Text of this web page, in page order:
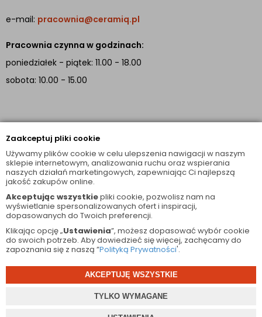
Zaakceptuj pliki cookie
Używamy plików cookie w celu ulepszenia nawigacji w naszym
sklepie internetowym, analizowania ruchu oraz wspierania
naszych działań marketingowych, zapewniając Ci najlepszą
jakość zakupów online.
Akceptując wszystkiepliki cookie, pozwolisz nam na
wyświetlanie spersonalizowanych ofert i inspiracji,
dopasowanych do Twoich preferencji.
Klikając opcję „Ustawienia”, możesz dopasować wybór cookie
do swoich potrzeb. Aby dowiedzieć się więcej, zachęcamy do
zapoznania się z naszą ”Polityką Prywatności'.
AKCEPTUJĘ WSZYSTKIE
TYLKO WYMAGANE
e-mail: pracownia@ceramiq.pl
Pracownia czynna w godzinach:
poniedziałek - piątek: 11.00 - 18.00
sobota: 10.00 - 15.00
TUTAJ JESTEŚMY
facebook instagram
projekt i oprogramowanie sklepu:ebexo